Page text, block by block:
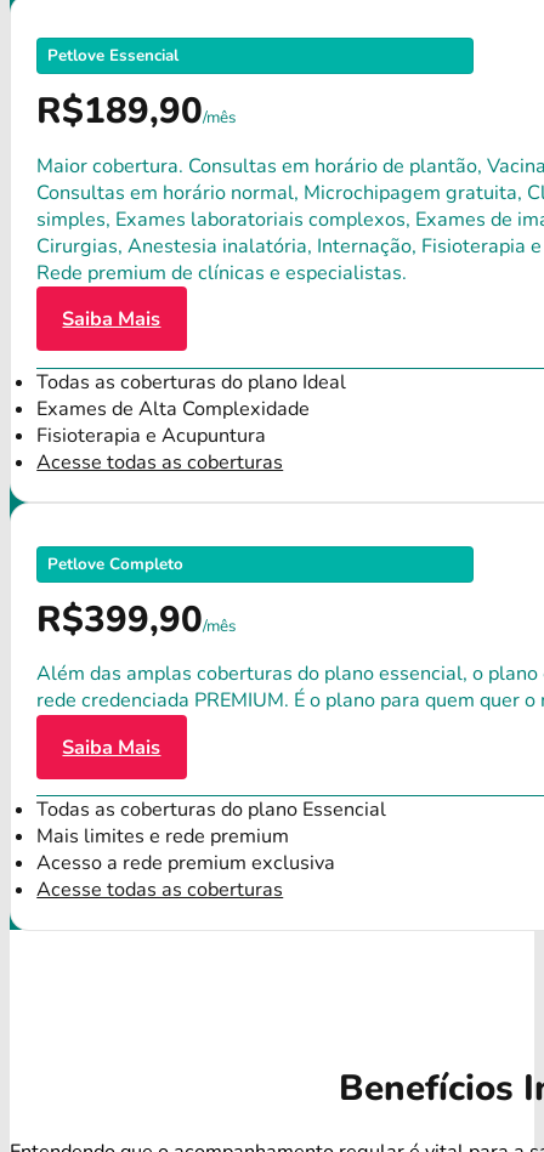
Petlove Essencial
R$189,90/mês
Maior cobertura. Consultas em horário de plantão,
Consultas em horário normal, Microchipagem gratuita,
simples, Exames laboratoriais complexos, Exames de
Cirurgias, Anestesia inalatória, Internação, Fisioterapia
Rede premium de clínicas e especialistas.
Saiba Mais
Todas as coberturas do plano Ideal
Exames de Alta Complexidade
Fisioterapia e Acupuntura
Acesse todas as coberturas
Petlove Completo
R$399,90/mês
Além das amplas coberturas do plano essencial, o
rede credenciada PREMIUM. É o plano para quem quer
Saiba Mais
Todas as coberturas do plano Essencial
Mais limites e rede premium
Acesso a rede premium exclusiva
Acesse todas as coberturas
Benefícios